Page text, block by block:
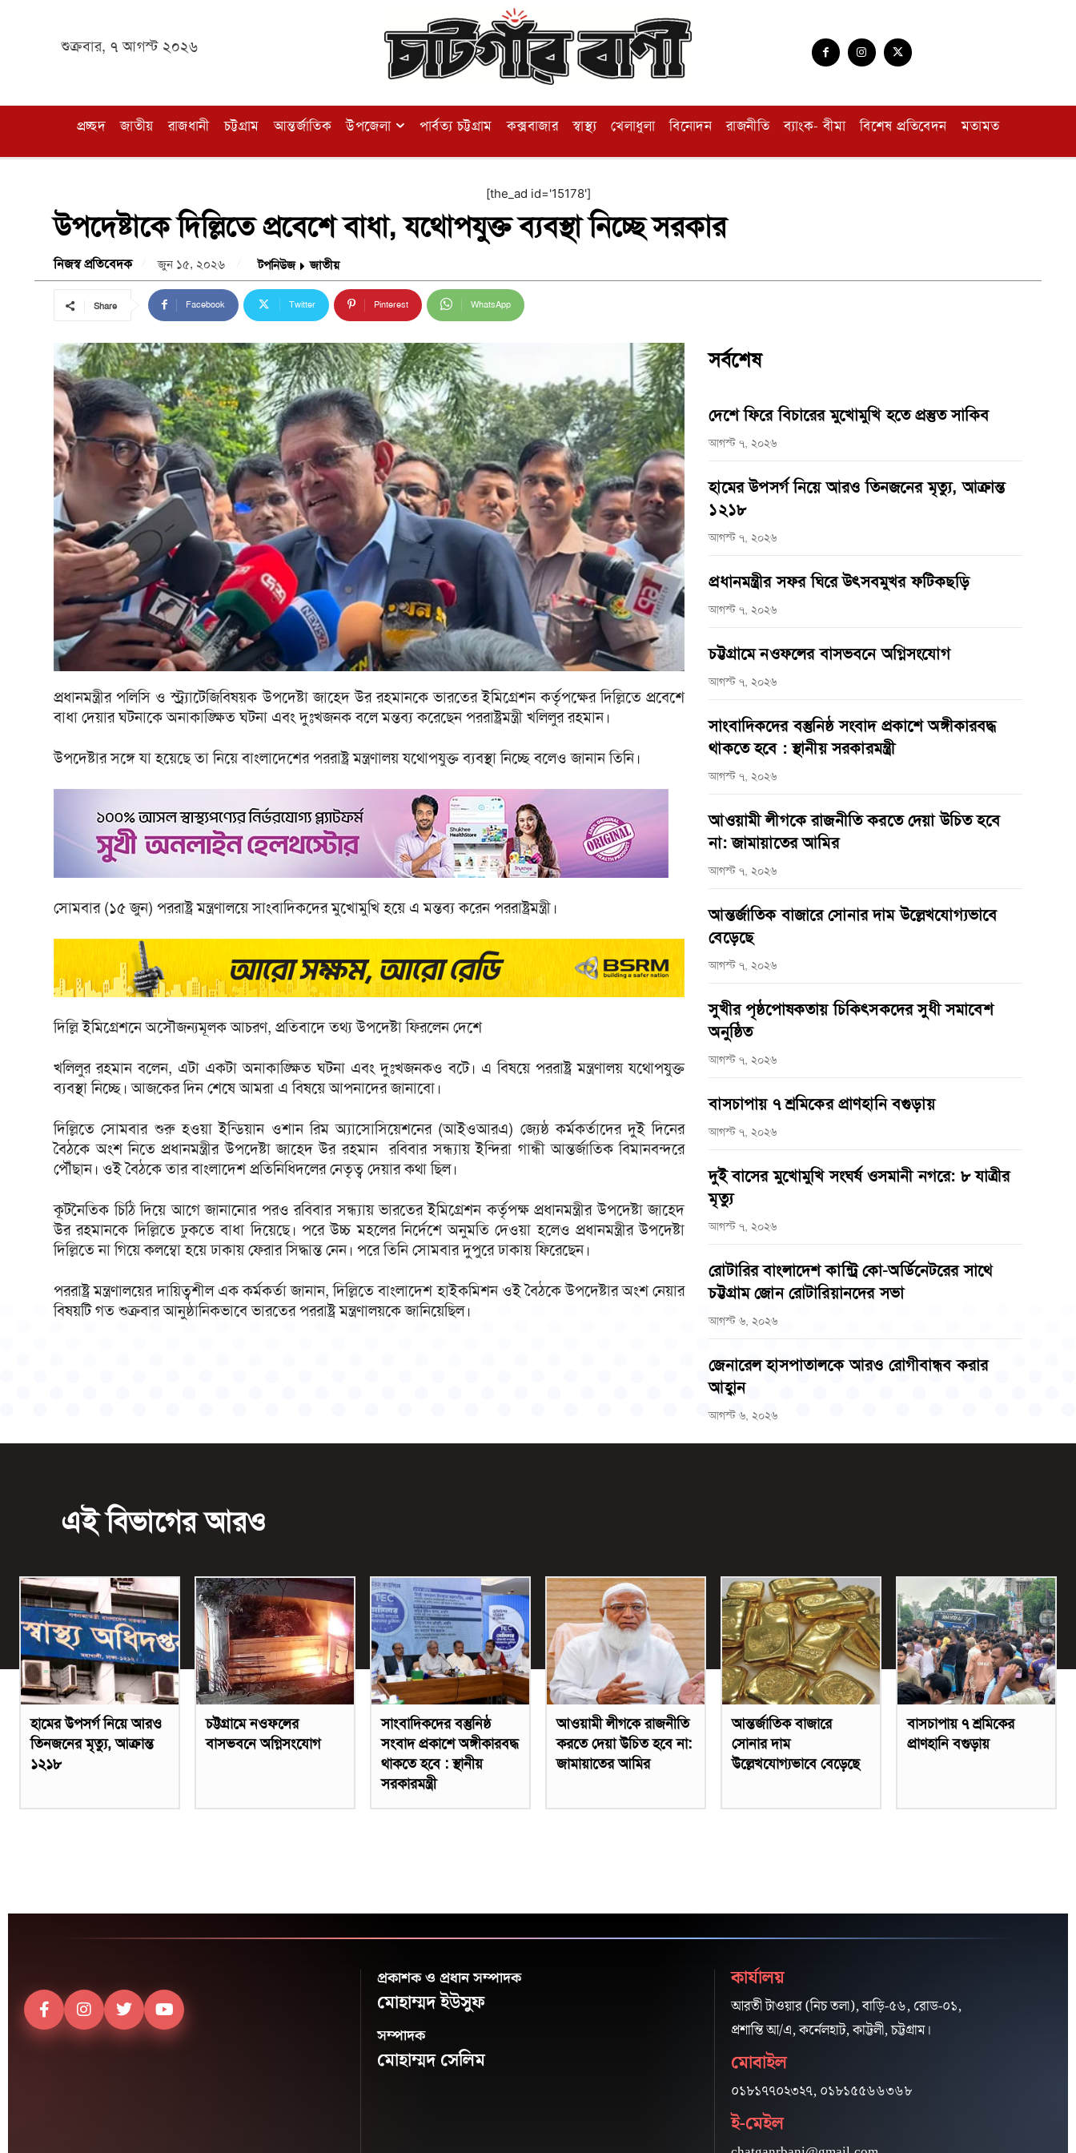
শুক্রবার, ৭ আগস্ট ২০২৬
প্রচ্ছদ জাতীয় রাজধানী চট্টগ্রাম আন্তর্জাতিক উপজেলা পার্বত্য চট্টগ্রাম কক্সবাজার স্বাস্থ্য খেলাধুলা বিনোদন রাজনীতি ব্যাংক- বীমা বিশেষ প্রতিবেদন মতামত
[the_ad id='15178']
উপদেষ্টাকে দিল্লিতে প্রবেশে বাধা, যথোপযুক্ত ব্যবস্থা নিচ্ছে সরকার
নিজস্ব প্রতিবেদক জুন ১৫, ২০২৬ টপনিউজ জাতীয়
Share Facebook Twitter Pinterest WhatsApp
প্রধানমন্ত্রীর পলিসি ও স্ট্র্যাটেজিবিষয়ক উপদেষ্টা জাহেদ উর রহমানকে ভারতের ইমিগ্রেশন কর্তৃপক্ষের দিল্লিতে প্রবেশে
বাধা দেয়ার ঘটনা‌কে অনাকাঙ্ক্ষিত ঘটনা এবং দুঃখজনক ব‌লে মন্তব্য ক‌রে‌ছেন পররাষ্ট্রমন্ত্রী খ‌লিলুর রহমান।
উপদেষ্টার স‌ঙ্গে যা হ‌য়ে‌ছে তা নি‌য়ে বাংলা‌দে‌শের পররাষ্ট্র মন্ত্রণালয় যথোপযুক্ত ব্যবস্থা নি‌চ্ছে ব‌লেও জানান তি‌নি।
সোমবার (১৫ জুন) পররাষ্ট্র মন্ত্রণাল‌য়ে সাংবা‌দিক‌দের মু‌খোমু‌খি হ‌য়ে এ মন্তব্য ক‌রেন পররাষ্ট্রমন্ত্রী।
দিল্লি ইমিগ্রেশনে অসৌজন্যমূলক আচরণ, প্রতিবাদে তথ্য উপদেষ্টা ফিরলেন দেশে
খ‌লিলুর রহমান ব‌লেন, এটা একটা অনাকাঙ্ক্ষিত ঘটনা এবং দুঃখজনকও ব‌টে। এ বিষ‌য়ে পররাষ্ট্র মন্ত্রণালয় য‌থোপযুক্ত
ব্যবস্থা নি‌চ্ছে। আজ‌কের দিন শে‌ষে আমরা এ বিষ‌য়ে আপনা‌দের জানা‌বো।
দিল্লিতে সোমবার শুরু হওয়া ইন্ডিয়ান ওশান রিম অ্যাসোসিয়েশনের (আইওআরএ) জ্যেষ্ঠ কর্মকর্তাদের দুই দিনের
বৈঠকে অংশ নিতে প্রধানমন্ত্রীর উপদেষ্টা জাহেদ উর রহমান রবিবার সন্ধ্যায় ইন্দিরা গান্ধী আন্তর্জাতিক বিমানবন্দরে
পৌঁছান। ওই বৈঠকে তার বাংলাদেশ প্রতিনিধিদলের নেতৃত্ব দেয়ার কথা ছিল।
কূটনৈতিক চিঠি দিয়ে আগে জানানোর পরও রবিবার সন্ধ্যায় ভারতের ইমিগ্রেশন কর্তৃপক্ষ প্রধানমন্ত্রীর উপদেষ্টা জাহেদ
উর রহমানকে দিল্লিতে ঢুকতে বাধা দিয়েছে। পরে উচ্চ মহলের নির্দেশে অনুমতি দেওয়া হলেও প্রধানমন্ত্রীর উপদেষ্টা
দিল্লিতে না গিয়ে কলম্বো হয়ে ঢাকায় ফেরার সিদ্ধান্ত নেন। পরে তিনি সোমবার দুপু‌রে ঢাকায় ফি‌রে‌ছেন।
পররাষ্ট্র মন্ত্রণালয়ের দায়িত্বশীল এক কর্মকর্তা জানান, দিল্লিতে বাংলাদেশ হাইকমিশন ওই বৈঠকে উপদেষ্টার অংশ নেয়ার
বিষয়টি গত শুক্রবার আনুষ্ঠানিকভাবে ভারতের পররাষ্ট্র মন্ত্রণালয়কে জানিয়েছিল।
সর্বশেষ
দেশে ফিরে বিচারের মুখোমুখি হতে প্রস্তুত সাকিব
আগস্ট ৭, ২০২৬
হামের উপসর্গ নিয়ে আরও তিনজনের মৃত্যু, আক্রান্ত
১২১৮
আগস্ট ৭, ২০২৬
প্রধানমন্ত্রীর সফর ঘিরে উৎসবমুখর ফটিকছড়ি
আগস্ট ৭, ২০২৬
চট্টগ্রামে নওফলের বাসভবনে অগ্নিসংযোগ
আগস্ট ৭, ২০২৬
সাংবাদিকদের বস্তুনিষ্ঠ সংবাদ প্রকাশে অঙ্গীকারবদ্ধ
থাকতে হবে : স্থানীয় সরকারমন্ত্রী
আগস্ট ৭, ২০২৬
আওয়ামী লীগকে রাজনীতি করতে দেয়া উচিত হবে
না: জামায়াতের আমির
আগস্ট ৭, ২০২৬
আন্তর্জাতিক বাজারে সোনার দাম উল্লেখযোগ্যভাবে
বেড়েছে
আগস্ট ৭, ২০২৬
সুখীর পৃষ্ঠপোষকতায় চিকিৎসকদের সুধী সমাবেশ
অনুষ্ঠিত
আগস্ট ৭, ২০২৬
বাসচাপায় ৭ শ্রমিকের প্রাণহানি বগুড়ায়
আগস্ট ৭, ২০২৬
দুই বাসের মুখোমুখি সংঘর্ষ ওসমানী নগরে: ৮ যাত্রীর
মৃত্যু
আগস্ট ৭, ২০২৬
রোটারির বাংলাদেশ কান্ট্রি কো-অর্ডিনেটরের সাথে
চট্টগ্রাম জোন রোটারিয়ানদের সভা
আগস্ট ৬, ২০২৬
জেনারেল হাসপাতালকে আরও রোগীবান্ধব করার
আহ্বান
আগস্ট ৬, ২০২৬
এই বিভাগের আরও
হামের উপসর্গ নিয়ে আরও
তিনজনের মৃত্যু, আক্রান্ত
১২১৮
চট্টগ্রামে নওফলের
বাসভবনে অগ্নিসংযোগ
সাংবাদিকদের বস্তুনিষ্ঠ
সংবাদ প্রকাশে অঙ্গীকারবদ্ধ
থাকতে হবে : স্থানীয়
সরকারমন্ত্রী
আওয়ামী লীগকে রাজনীতি
করতে দেয়া উচিত হবে না:
জামায়াতের আমির
আন্তর্জাতিক বাজারে
সোনার দাম
উল্লেখযোগ্যভাবে বেড়েছে
বাসচাপায় ৭ শ্রমিকের
প্রাণহানি বগুড়ায়
প্রকাশক ও প্রধান সম্পাদক
মোহাম্মদ ইউসুফ
সম্পাদক
মোহাম্মদ সেলিম
কার্যালয়
আরতী টাওয়ার (নিচ তলা), বাড়ি-৫৬, রোড-০১,
প্রশান্তি আ/এ, কর্নেলহাট, কাট্টলী, চট্টগ্রাম।
মোবাইল
০১৮১৭৭০২৩২৭, ০১৮১৫৫৬৬৩৬৮
ই-মেইল